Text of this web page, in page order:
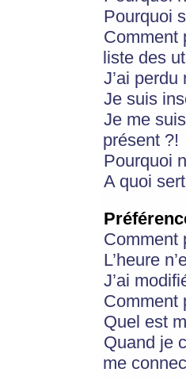
Pourquoi
Comment
liste des
J’ai
Je suis
Je me
présent ?!
Pourquoi
A quoi
Comment
L’heure
J’ai
Comment
Quel est
Quand je
me